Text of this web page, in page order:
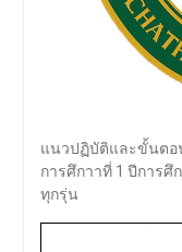
แนวปฏิบัติและขั้นตอ
การศึกาาที่ 1 ปีการศึ
ทุกรุ่น